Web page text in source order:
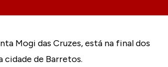
Mogi das Cruzes, está na final dos
cidade de Barretos.